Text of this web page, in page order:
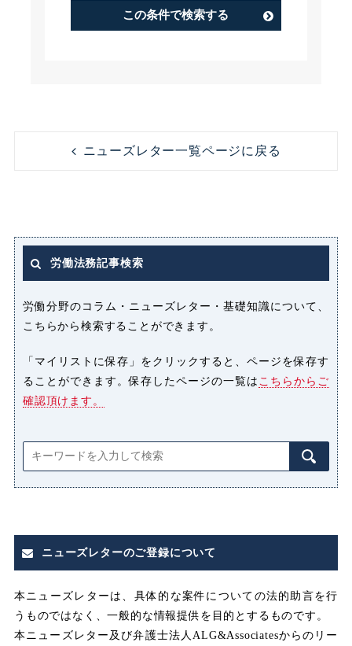
Plan）
コンプライアンス
ラ）
パワーハラスメント（パワハラ）
マタニティハラスメント（マタハ
ラ）
みなし みなし割増賃金
みなし残業代
この条件で検索する
ニューズレター一覧ページに戻る
労働法務記事検索
労働分野のコラム・ニューズレター・基礎知識について、
こちらから検索することができます。
「マイリストに保存」をクリックすると、ページを保存す
ることができます。保存したページの一覧は こちらからご
確認頂けます。
ニューズレターのご登録について
本ニューズレターは、具体的な案件についての法的助言を行
うものではなく、一般的な情報提供を目的とするものです。
本ニューズレター及び弁護士法人ALG&Associatesからのリー